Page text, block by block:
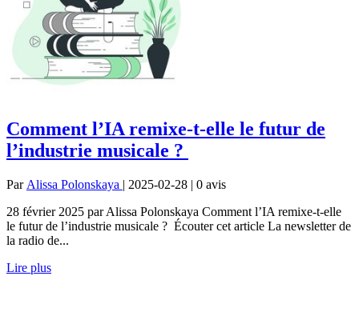
Comment l’IA remixe-t-elle le futur de
l’industrie musicale ?
Par Alissa Polonskaya | 2025-02-28 | 0 avis
28 février 2025 par Alissa Polonskaya Comment l’IA remixe-t-elle
le futur de l’industrie musicale ? Écouter cet article La newsletter de
la radio de...
Lire plus